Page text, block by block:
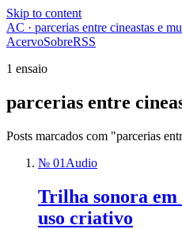
Skip to content
AC · parcerias entre cineastas e
AcervoSobreRSS
1 ensaio
parcerias entre
Posts marcados com "parcerias
№ 01 Audio
Trilha sonora
uso criativo